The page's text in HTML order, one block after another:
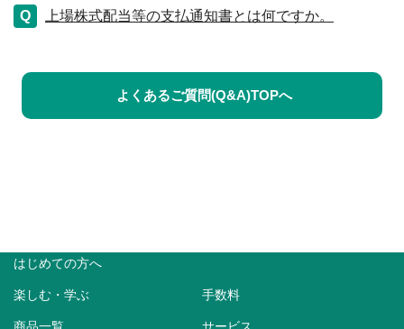
上場株式配当等の支払通知書とは何ですか。
よくあるご質問(Q&A)TOPへ
はじめての方へ
楽しむ・学ぶ 手数料
商品一覧 サービス